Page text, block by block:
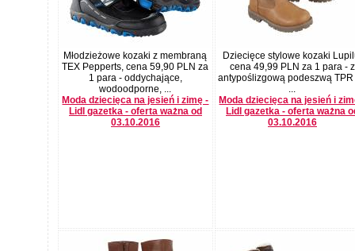
Młodzieżowe kozaki z membraną
TEX Pepperts, cena 59,90 PLN za
1 para - oddychające,
wodoodporne, ...
Moda dziecięca na jesień i zimę -
Lidl gazetka - oferta ważna od
03.10.2016
Dziecięce stylowe kozaki
cena 49,99 PLN za 1 para - z
antypoślizgową podeszwą TPR
Moda dziecięca na jesień i
Lidl gazetka - oferta ważna
03.10.2016